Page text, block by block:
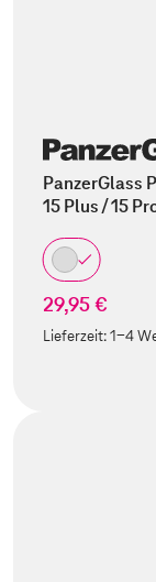
PanzerGlass
15 Plus / 15
29,95 €
Lieferzeit:1-4